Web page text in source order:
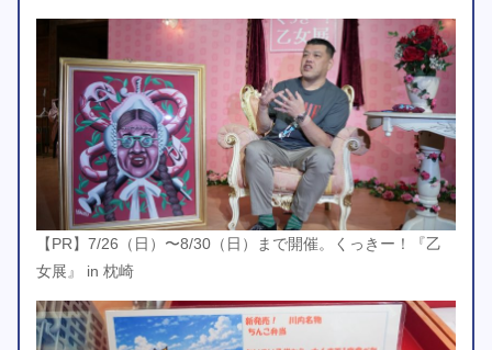
【PR】7/26（日）〜8/30（日）まで開催。くっきー！『乙
女展』 in 枕崎